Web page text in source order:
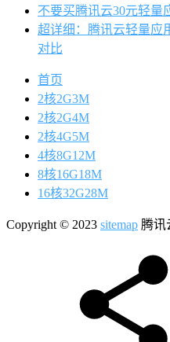
不要买腾讯云30元轻量
超详细：腾讯云轻量应
对比
首页
2核2G3M
2核2G4M
2核4G5M
4核8G12M
8核16G18M
16核32G28M
Copyright © 2023 sitemap 腾讯